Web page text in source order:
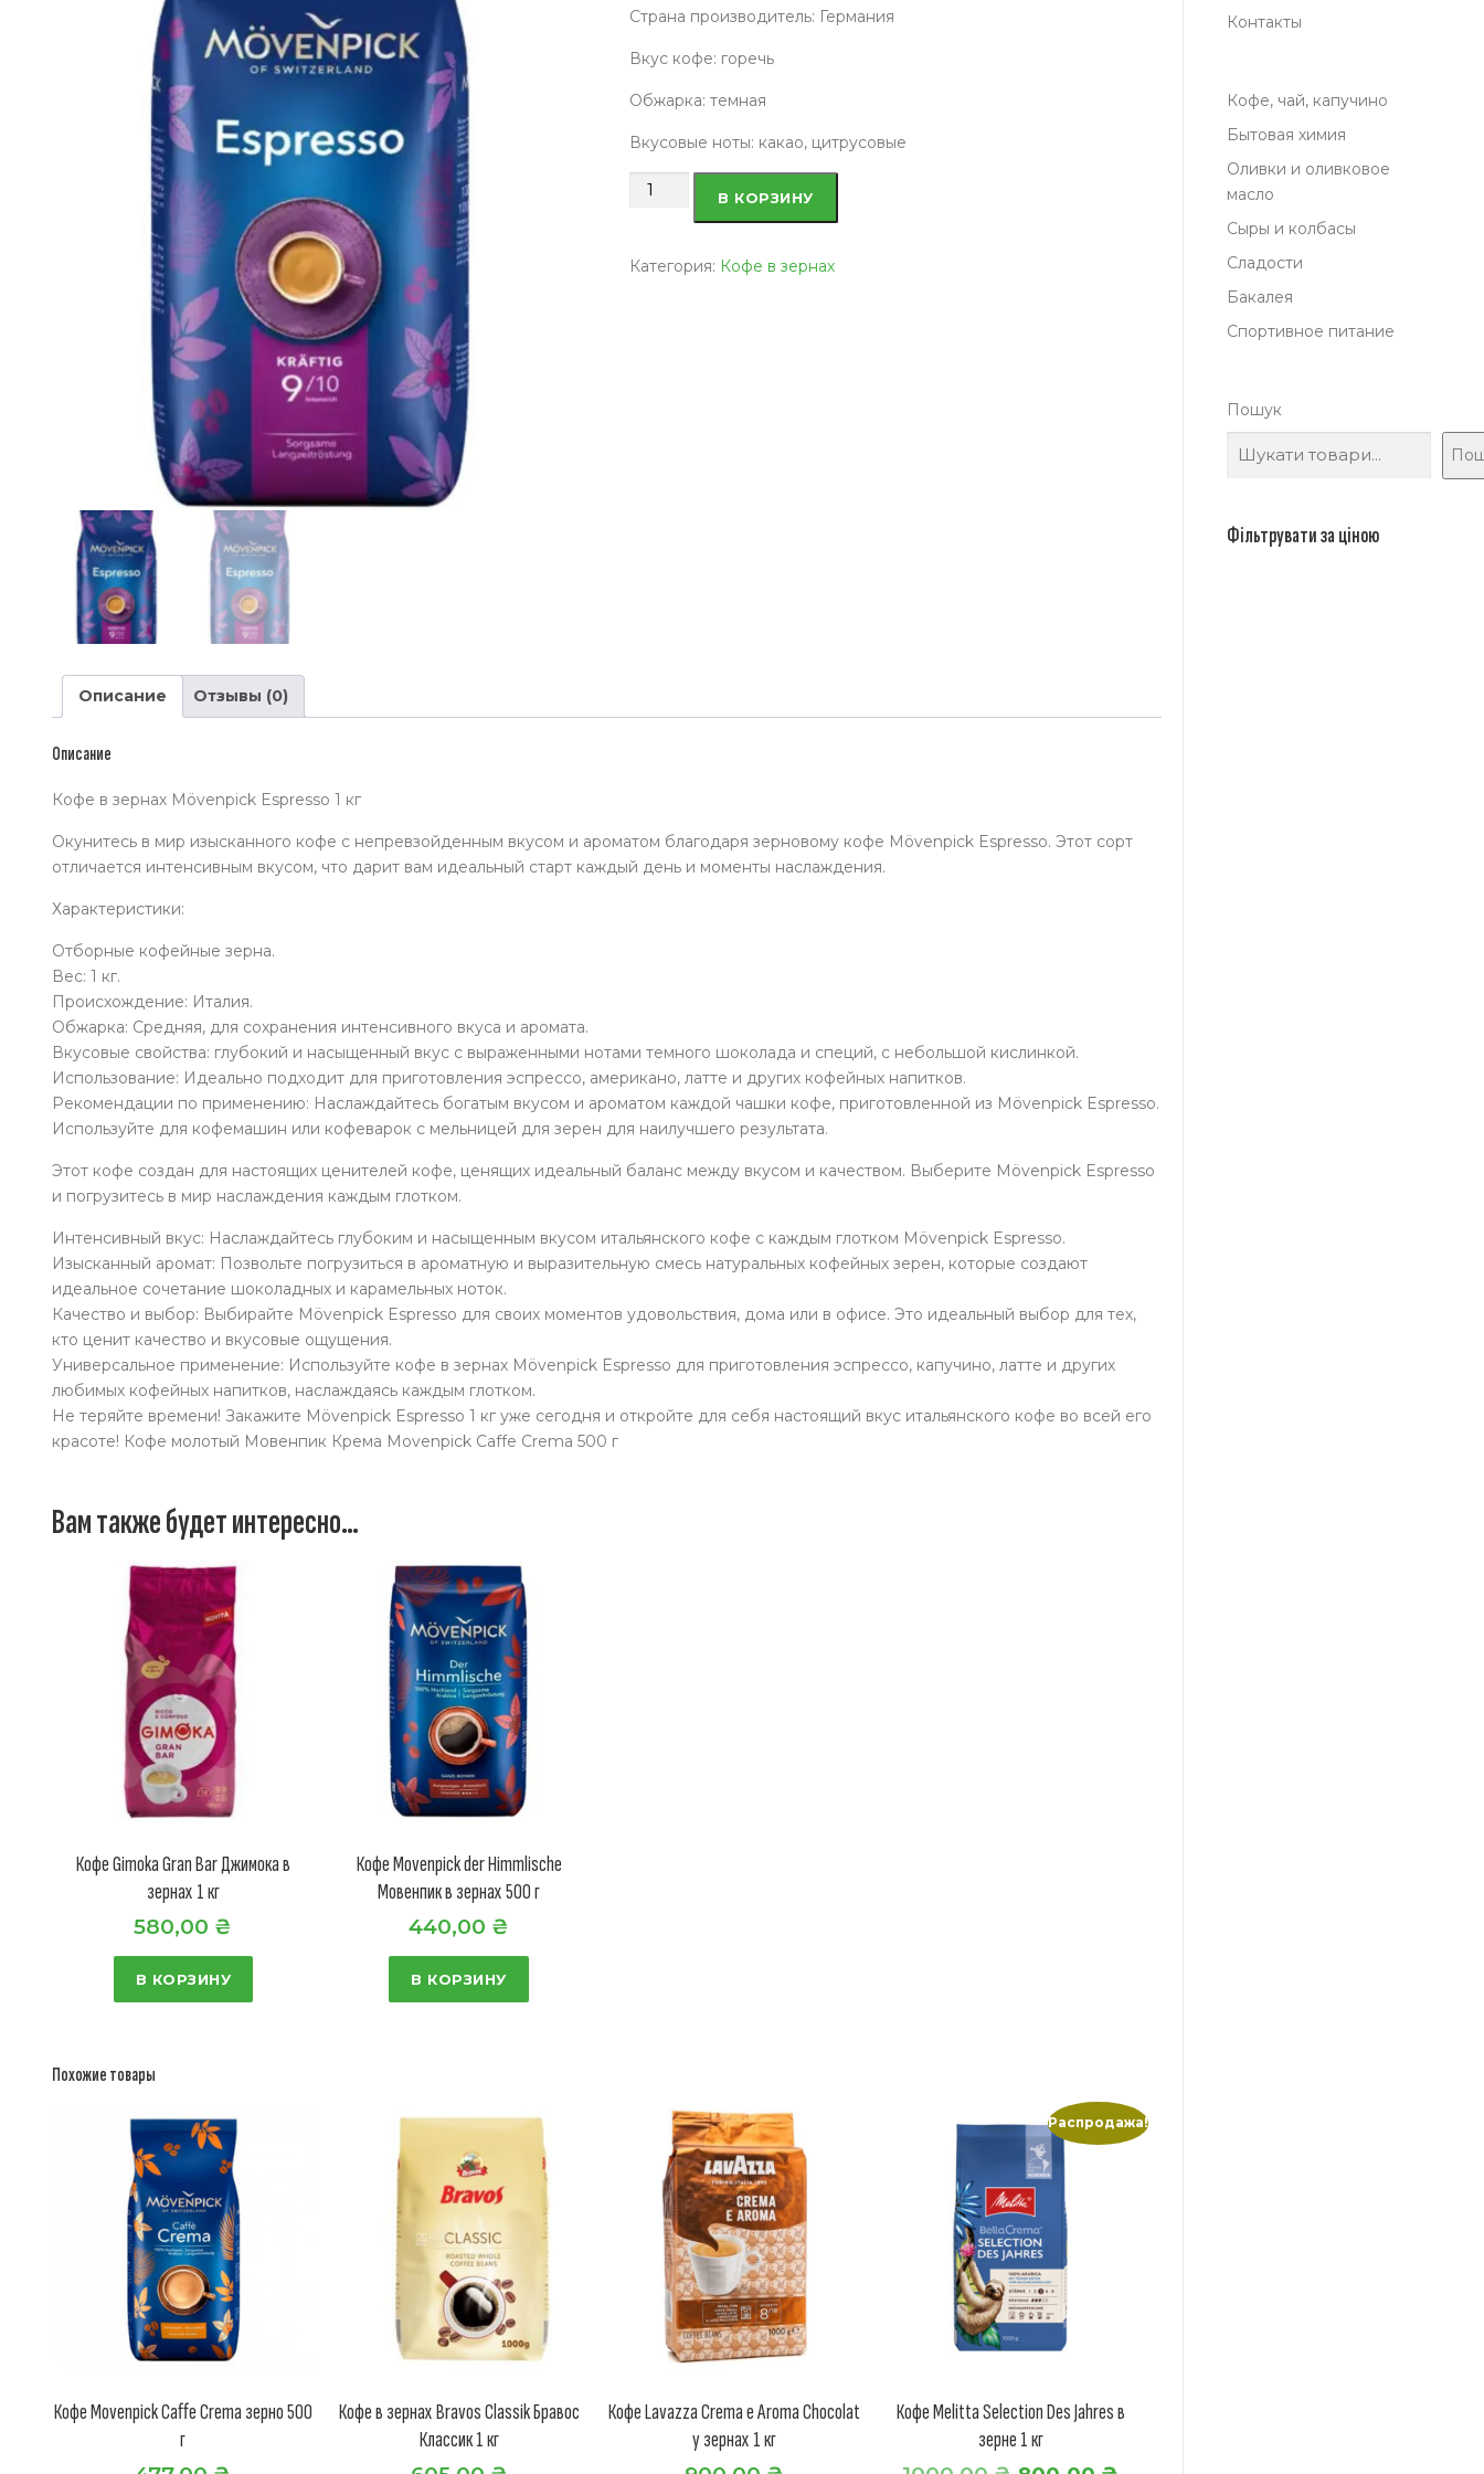
Страна производитель: Германия
Вкус кофе: горечь
Обжарка: темная
Вкусовые ноты: какао, цитрусовые
Количество
в
В КОРЗИНУ
Категория: Кофе в зернах
Описание Отзывы (0)
Описание
Кофе в зернах Mövenpick Espresso 1 кг
Окунитесь в мир изысканного кофе с непревзойденным вкусом и ароматом благодаря зерновому кофе Mövenpick Espresso. Этот сорт
отличается интенсивным вкусом, что дарит вам идеальный старт каждый день и моменты наслаждения.
Характеристики:
Отборные кофейные зерна.
Вес: 1 кг.
Происхождение: Италия.
Обжарка: Средняя, ​​для сохранения интенсивного вкуса и аромата.
Вкусовые свойства: глубокий и насыщенный вкус с выраженными нотами темного шоколада и специй, с небольшой кислинкой.
Использование: Идеально подходит для приготовления эспрессо, американо, латте и других кофейных напитков.
Рекомендации по применению: Наслаждайтесь богатым вкусом и ароматом каждой чашки кофе, приготовленной из Mövenpick Espresso.
Используйте для кофемашин или кофеварок с мельницей для зерен для наилучшего результата.
Этот кофе создан для настоящих ценителей кофе, ценящих идеальный баланс между вкусом и качеством. Выберите Mövenpick Espresso
и погрузитесь в мир наслаждения каждым глотком.
Интенсивный вкус: Наслаждайтесь глубоким и насыщенным вкусом итальянского кофе с каждым глотком Mövenpick Espresso.
Изысканный аромат: Позвольте погрузиться в ароматную и выразительную смесь натуральных кофейных зерен, которые создают
идеальное сочетание шоколадных и карамельных ноток.
Качество и выбор: Выбирайте Mövenpick Espresso для своих моментов удовольствия, дома или в офисе. Это идеальный выбор для тех,
кто ценит качество и вкусовые ощущения.
Универсальное применение: Используйте кофе в зернах Mövenpick Espresso для приготовления эспрессо, капучино, латте и других
любимых кофейных напитков, наслаждаясь каждым глотком.
Не теряйте времени! Закажите Mövenpick Espresso 1 кг уже сегодня и откройте для себя настоящий вкус итальянского кофе во всей его
красоте! Кофе молотый Мовенпик Крема Movenpick Caffe Crema 500 г
Вам также будет интересно…
Кофе Gimoka Gran Bar Джимока в
зернах 1 кг
580,00 ₴
В КОРЗИНУ
Кофе Movenpick der Himmlische
Мовенпик в зернах 500 г
440,00 ₴
В КОРЗИНУ
Похожие товары
Кофе Movenpick Caffe Crema зерно 500
г
Кофе в зернах Bravos Classik Бравос
Классик 1 кг
Кофе Lavazza Crema e Aroma Chocolat
у зернах 1 кг
Распродажа!
Кофе Melitta Selection Des Jahres в
зерне 1 кг
Контакты
Кофе, чай, капучино
Бытовая химия
Оливки и оливковое
масло
Сыры и колбасы
Сладости
Бакалея
Спортивное питание
Пошук
Фільтрувати за ціною